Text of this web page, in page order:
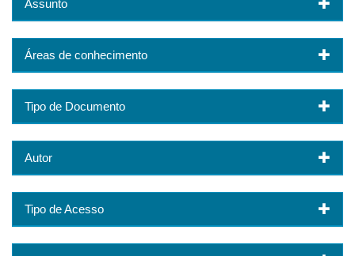
Assunto
Áreas de conhecimento
Tipo de Documento
Autor
Tipo de Acesso